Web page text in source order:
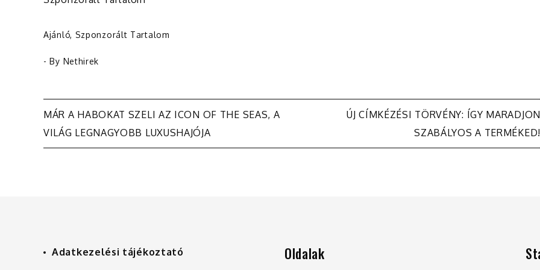
Ajánló, Szponzorált Tartalom
- By Nethirek
Bejegyzés
navigáció
MÁR A HABOKAT SZELI AZ ICON OF THE SEAS, A
VILÁG LEGNAGYOBB LUXUSHAJÓJA
ÚJ CÍMKÉZÉSI TÖRVÉNY: ÍGY MARADJON
SZABÁLYOS A TERMÉKED!
Adatkezelési tájékoztató
Oldalak